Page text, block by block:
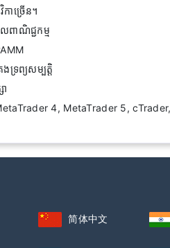
ាច្រើន។
ពាណិជ្ជកម្ម
ង​ទ្រព្យសម្បត្តិ
4, MetaTrader 5,
简体中文